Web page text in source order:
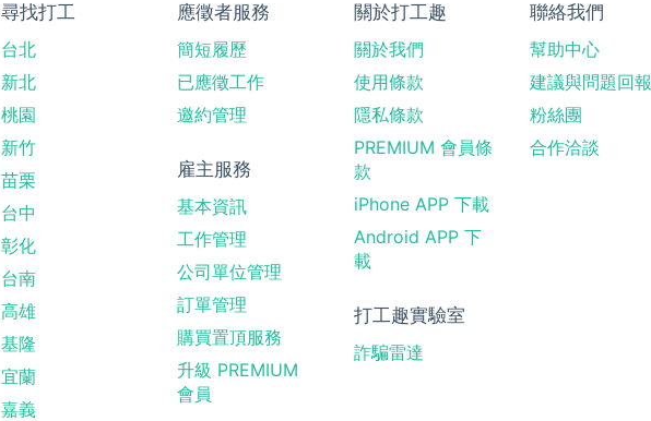
尋找打工
台北
新北
桃園
新竹
苗栗
台中
彰化
台南
高雄
基隆
宜蘭
嘉義
應徵者服務
簡短履歷
已應徵工作
邀約管理
雇主服務
基本資訊
工作管理
公司單位管理
訂單管理
購買置頂服務
升級 PREMIUM
會員
關於打工趣
關於我們
使用條款
隱私條款
PREMIUM 會員條
款
iPhone APP 下載
Android APP 下
載
打工趣實驗室
詐騙雷達
聯絡我們
幫助中心
建議與問題回報
粉絲團
合作洽談